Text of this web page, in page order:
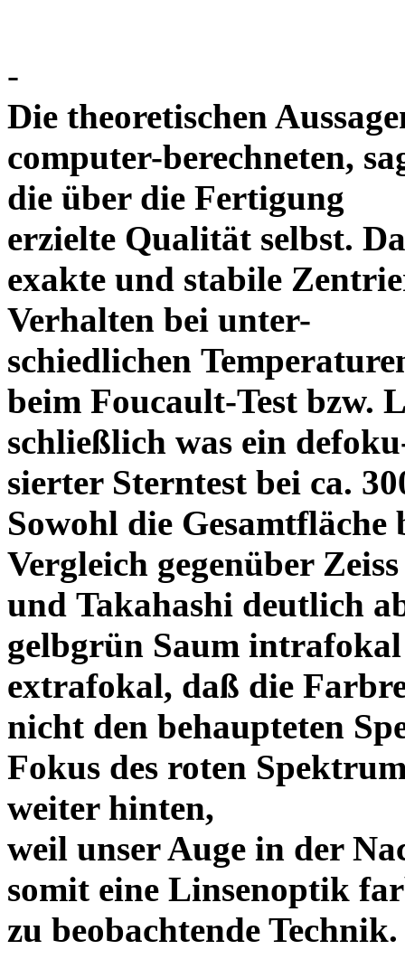
-
Die theoretischen
computer-berechneten,
die über die Fertigung
erzielte Qualität selbst.
exakte und stabile
Verhalten bei unter-
schiedlichen
beim Foucault-Test bzw.
schließlich was ein
sierter Sterntest bei ca.
Sowohl die
Vergleich gegenüber Zeiss
und Takahashi deutlich
gelbgrün Saum
extrafokal, daß die
nicht den behaupteten
Fokus des roten
weiter hinten,
weil unser Auge in der
somit eine Linsenoptik
zu beobachtende